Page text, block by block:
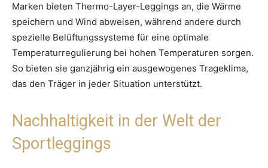
Marken bieten Thermo-Layer-Leggings an, die Wärme
speichern und Wind abweisen, während andere durch
spezielle Belüftungssysteme für eine optimale
Temperaturregulierung bei hohen Temperaturen sorgen.
So bieten sie ganzjährig ein ausgewogenes Trageklima,
das den Träger in jeder Situation unterstützt.
Nachhaltigkeit in der Welt der
Sportleggings